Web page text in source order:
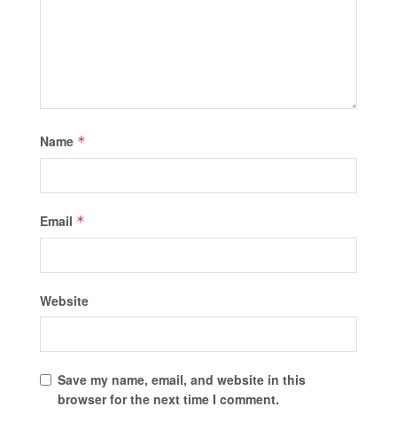
Name *
Email *
Website
Save my name, email, and website in this
browser for the next time I comment.